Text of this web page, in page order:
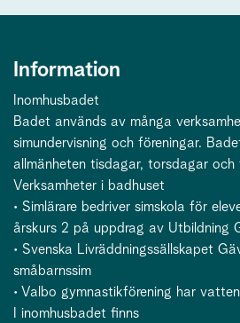
Information
Inomhusbadet
Badet används av många
simundervisning och föreningar.
allmänheten tisdagar, torsdagar och
Verksamheter i badhuset
• Simlärare bedriver simskola för
årskurs 2 på uppdrag av Utbildning
• Svenska Livräddningssällskapet
småbarnssim
• Valbo gymnastikförening har
I inomhusbadet finns